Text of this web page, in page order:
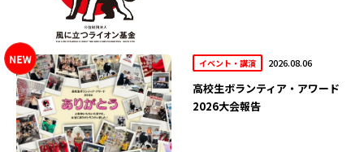
イベント・講演 2026.08.06
高校生ボランティア・アワード
2026大会報告